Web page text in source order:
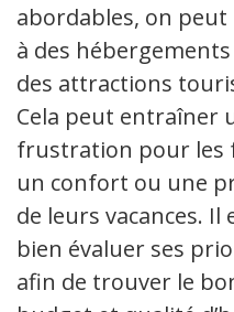
abordables, on
à des
des attractions
Cela peut entraîner
frustration pour les
un confort ou une
de leurs vacances. Il
bien évaluer ses
afin de trouver le